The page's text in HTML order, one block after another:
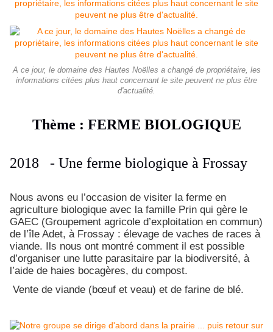
A ce jour, le domaine des Hautes Noëlles a changé de propriétaire, les
informations citées plus haut concernant le site peuvent ne plus être
d'actualité.
Thème : FERME BIOLOGIQUE
2018 - Une ferme biologique à Frossay
Nous avons eu l’occasion de visiter la ferme en
agriculture biologique avec la famille Prin qui gère le
GAEC (Groupement agricole d’exploitation en commun)
de l’île Adet, à Frossay : élevage de vaches de races à
viande. Ils nous ont montré comment il est possible
d’organiser une lutte parasitaire par la biodiversité, à
l’aide de haies bocagères, du compost.
Vente de viande (bœuf et veau) et de farine de blé.